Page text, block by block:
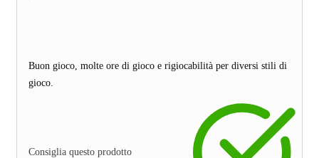
Buon gioco, molte ore di gioco e rigiocabilità per diversi stili di
gioco.
Consiglia questo prodotto